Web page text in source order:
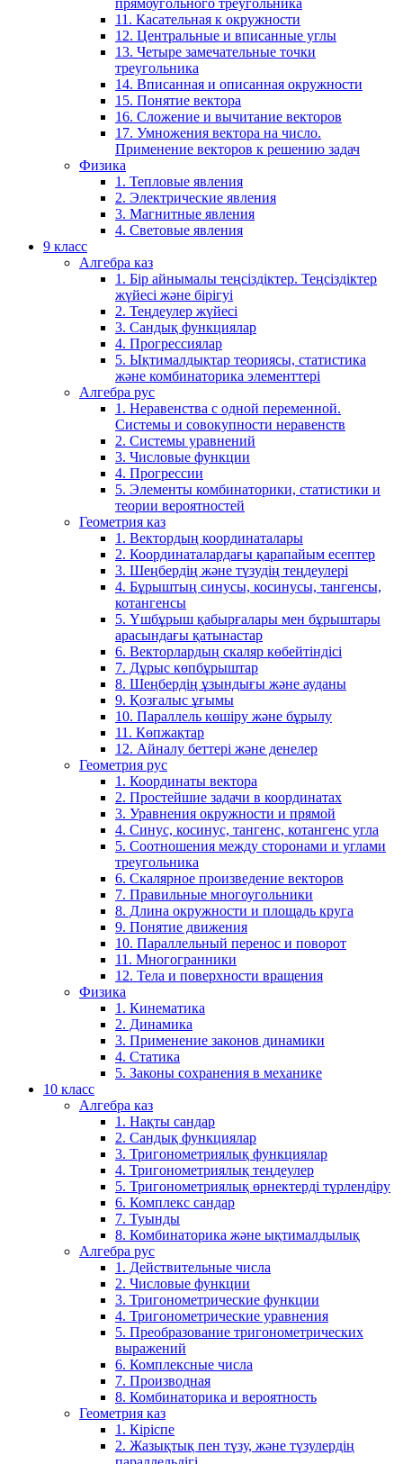
11. Касательная к окружности
12. Центральные и вписанные углы
13. Четыре замечательные точки
треугольника
14. Вписанная и описанная окружности
15. Понятие вектора
16. Сложение и вычитание векторов
17. Умножения вектора на число.
Применение векторов к решению задач
Физика
1. Тепловые явления
2. Электрические явления
3. Магнитные явления
4. Световые явления
9 класс
Алгебра каз
1. Бір айнымалы теңсіздіктер. Теңсіздіктер
жүйесі және бірігуі
2. Теңдеулер жүйесі
3. Сандық функциялар
4. Прогрессиялар
5. Ықтималдықтар теориясы, статистика
және комбинаторика элементтері
Алгебра рус
1. Неравенства с одной переменной.
Системы и совокупности неравенств
2. Системы уравнений
3. Числовые функции
4. Прогрессии
5. Элементы комбинаторики, статистики и
теории вероятностей
Геометрия каз
1. Вектордың координаталары
2. Координаталардағы қарапайым есептер
3. Шеңбердің және түзудің теңдеулері
4. Бұрыштың синусы, косинусы, тангенсы,
котангенсы
5. Үшбұрыш қабырғалары мен бұрыштары
арасындағы қатынастар
6. Векторлардың скаляр көбейтіндісі
7. Дұрыс көпбұрыштар
8. Шеңбердің ұзындығы және ауданы
9. Қозғалыс ұғымы
10. Параллель көшіру және бұрылу
11. Көпжақтар
12. Айналу беттері және денелер
Геометрия рус
1. Координаты вектора
2. Простейшие задачи в координатах
3. Уравнения окружности и прямой
4. Синус, косинус, тангенс, котангенс угла
5. Соотношения между сторонами и углами
треугольника
6. Скалярное произведение векторов
7. Правильные многоугольники
8. Длина окружности и площадь круга
9. Понятие движения
10. Параллельный перенос и поворот
11. Многогранники
12. Тела и поверхности вращения
Физика
1. Кинематика
2. Динамика
3. Применение законов динамики
4. Статика
5. Законы сохранения в механике
10 класс
Алгебра каз
1. Нақты сандар
2. Сандық функциялар
3. Тригонометриялық функциялар
4. Тригонометриялық теңдеулер
5. Тригонометриялық өрнектерді түрлендіру
6. Комплекс сандар
7. Туынды
8. Комбинаторика және ықтималдылық
Алгебра рус
1. Действительные числа
2. Числовые функции
3. Тригонометрические функции
4. Тригонометрические уравнения
5. Преобразование тригонометрических
выражений
6. Комплексные числа
7. Производная
8. Комбинаторика и вероятность
Геометрия каз
1. Кіріспе
2. Жазықтық пен түзу, және түзулердің